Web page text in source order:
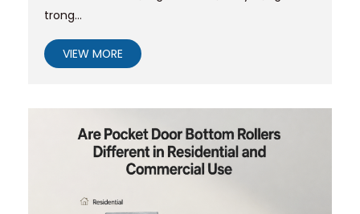
trong...
VIEW MORE